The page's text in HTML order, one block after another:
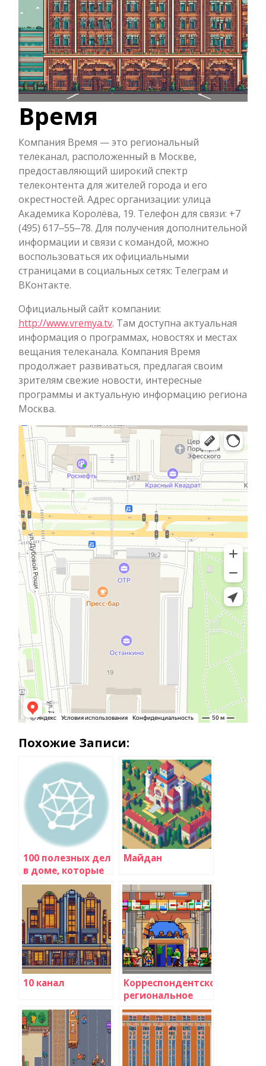
Время
Компания Время — это региональный
телеканал, расположенный в Москве,
предоставляющий широкий спектр
телеконтента для жителей города и его
окрестностей. Адрес организации: улица
Академика Королёва, 19. Телефон для связи: +7
(495) 617‒55‒78. Для получения дополнительной
информации и связи с командой, можно
воспользоваться их официальными
страницами в социальных сетях: Телеграм и
ВКонтакте.
Официальный сайт компании:
http://www.vremya.tv. Там доступна актуальная
информация о программах, новостях и местах
вещания телеканала. Компания Время
продолжает развиваться, предлагая своим
зрителям свежие новости, интересные
программы и актуальную информацию региона
Москва.
Похожие Записи:
100 полезных дел
в доме, которые
сэкономят ваше
время и силы
Майдан
10 канал
Корреспондентское
региональное
бюро